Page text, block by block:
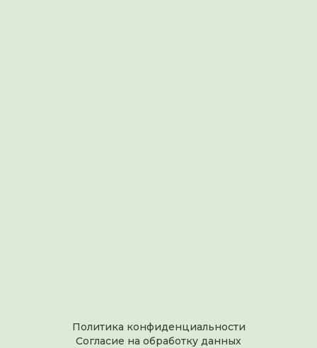
Политика конфиденциальности
Согласие на обработку данных